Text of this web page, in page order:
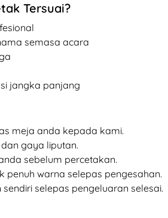
Tersuai?
semasa acara
jangka panjang
meja anda kepada kami.
gaya liputan.
sebelum percetakan.
warna selepas pengesahan.
selepas pengeluaran selesai.